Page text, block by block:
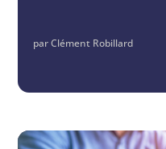
parClément Robillard